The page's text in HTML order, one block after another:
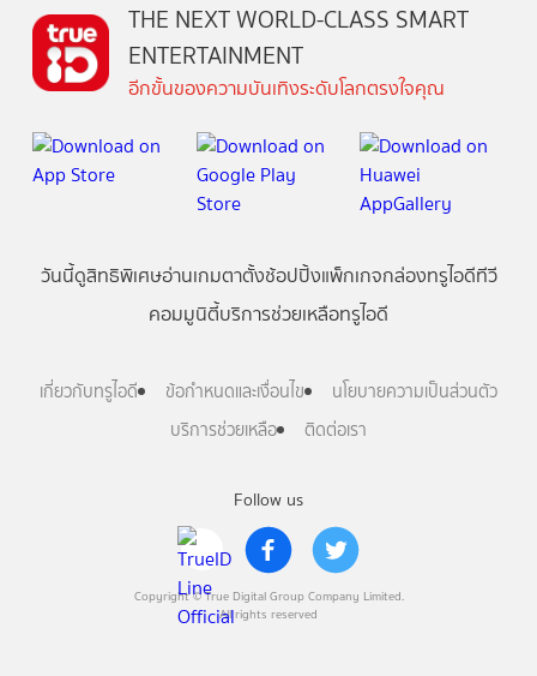
Follow us
Copyright © True Digital Group Company Limited.
All rights reserved
THE NEXT WORLD-CLASS SMART
ENTERTAINMENT
อีกขั้นของความบันเทิงระดับโลกตรงใจคุณ
วันนี้ดูสิทธิพิเศษอ่านเกมตาตั้งช้อปปิ้งแพ็กเกจกล่องทรูไอดีทีวี
คอมมูนิตี้บริการช่วยเหลือทรูไอดี
เกี่ยวกับทรูไอดี ข้อกำหนดและเงื่อนไข
นโยบายความเป็นส่วนตัว
บริการช่วยเหลือ
ติดต่อเรา